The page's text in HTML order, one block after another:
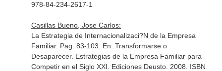
978-84-234-2617-1
Casillas Bueno, Jose Carlos:
La Estrategia de Internacionalizaci?N de la Empresa
Familiar. Pag. 83-103. En: Transformarse o
Desaparecer. Estrategias de la Empresa Familiar para
Competir en el Siglo XXI . Ediciones Deusto. 2008. ISBN